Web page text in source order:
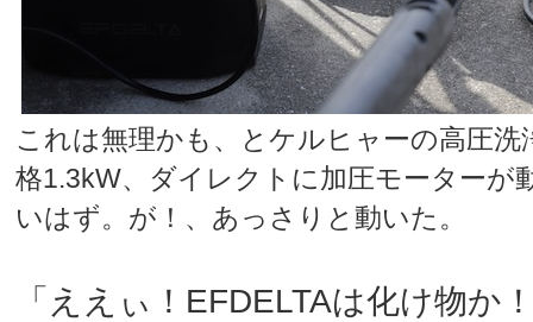
これは無理かも、とケルヒャーの高圧洗
格1.3kW、ダイレクトに加圧モーターが
いはず。が！、あっさりと動いた。
「ええぃ！EFDELTAは化け物か